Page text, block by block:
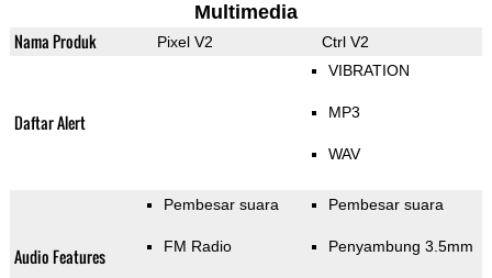
Multimedia
Nama Produk Pixel V2 Ctrl V2
Daftar Alert
VIBRATION
MP3
WAV
Audio Features
Pembesar suara
FM Radio
Pembesar suara
Penyambung 3.5mm